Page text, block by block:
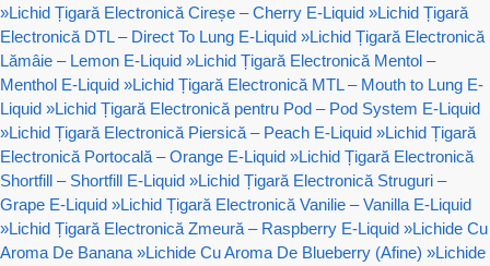
»Lichid Țigară Electronică Cireșe – Cherry E-Liquid »Lichid Țigară
Electronică DTL – Direct To Lung E-Liquid »Lichid Țigară Electronică
Lămâie – Lemon E-Liquid »Lichid Țigară Electronică Mentol –
Menthol E-Liquid »Lichid Țigară Electronică MTL – Mouth to Lung E-
Liquid »Lichid Țigară Electronică pentru Pod – Pod System E-Liquid
»Lichid Țigară Electronică Piersică – Peach E-Liquid »Lichid Țigară
Electronică Portocală – Orange E-Liquid »Lichid Țigară Electronică
Shortfill – Shortfill E-Liquid »Lichid Țigară Electronică Struguri –
Grape E-Liquid »Lichid Țigară Electronică Vanilie – Vanilla E-Liquid
»Lichid Țigară Electronică Zmeură – Raspberry E-Liquid »Lichide Cu
Aroma De Banana »Lichide Cu Aroma De Blueberry (Afine) »Lichide